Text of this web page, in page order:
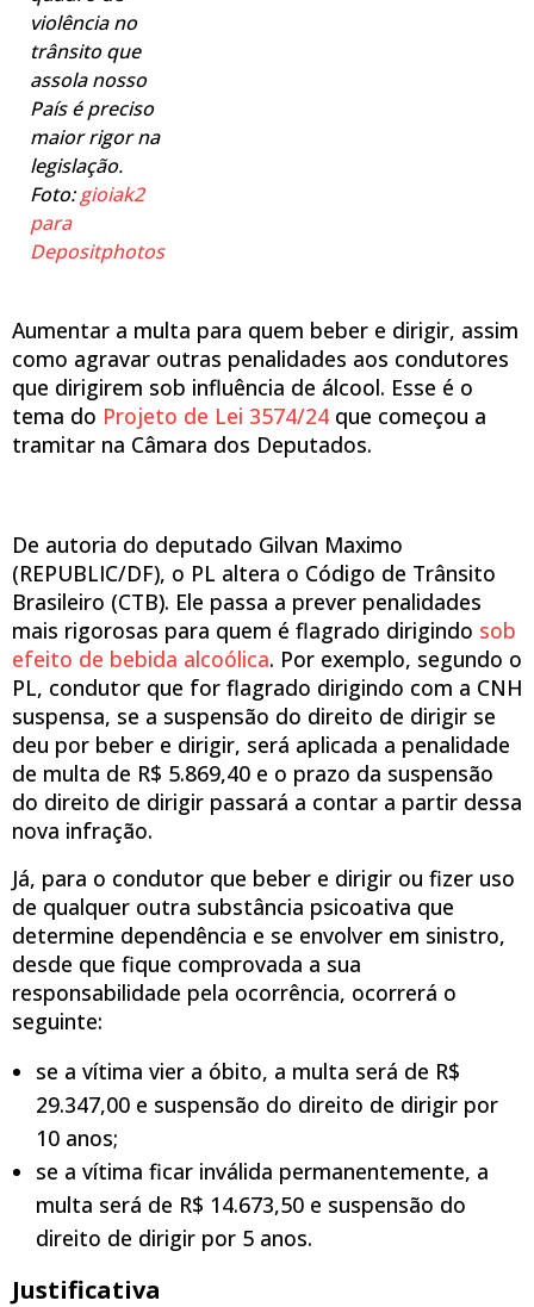
violência no
trânsito que
assola nosso
País é preciso
maior rigor na
legislação.
Foto:gioiak2
para
Depositphotos
Aumentar a multa para quem beber e dirigir, assim
como agravar outras penalidades aos condutores
que dirigirem sob influência de álcool. Esse é o
tema do Projeto de Lei 3574/24 que começou a
tramitar na Câmara dos Deputados.
De autoria do deputado Gilvan Maximo
(REPUBLIC/DF), o PL altera o Código de Trânsito
Brasileiro (CTB). Ele passa a prever penalidades
mais rigorosas para quem é flagrado dirigindo sob
efeito de bebida alcoólica. Por exemplo, segundo o
PL, condutor que for flagrado dirigindo com a CNH
suspensa, se a suspensão do direito de dirigir se
deu por beber e dirigir, será aplicada a penalidade
de multa de R$ 5.869,40 e o prazo da suspensão
do direito de dirigir passará a contar a partir dessa
nova infração.
Já, para o condutor que beber e dirigir ou fizer uso
de qualquer outra substância psicoativa que
determine dependência e se envolver em sinistro,
desde que fique comprovada a sua
responsabilidade pela ocorrência, ocorrerá o
seguinte:
se a vítima vier a óbito, a multa será de R$
29.347,00 e suspensão do direito de dirigir por
10 anos;
se a vítima ficar inválida permanentemente, a
multa será de R$ 14.673,50 e suspensão do
direito de dirigir por 5 anos.
Justificativa